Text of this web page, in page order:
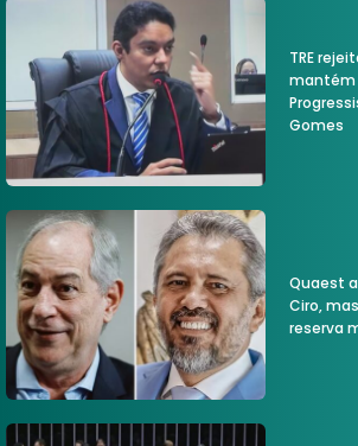
TRE
mantém
Gomes
Quaest
Ciro,
reserva